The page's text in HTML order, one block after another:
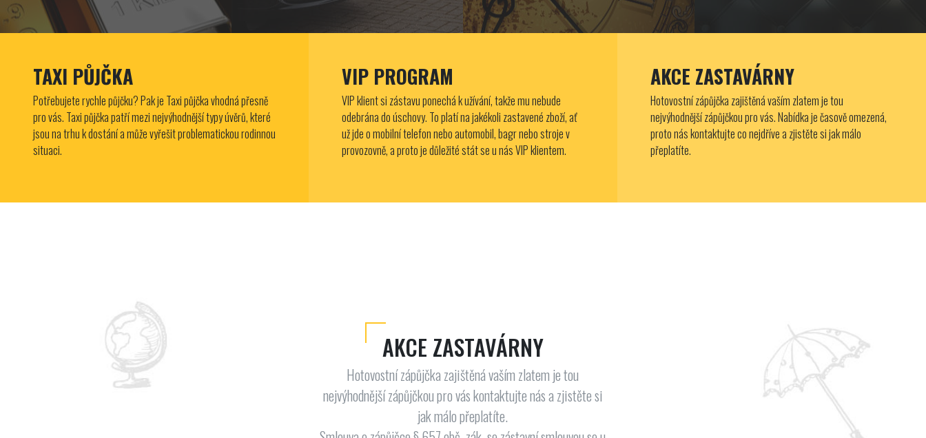
TAXI PŮJČKA
Potřebujete rychle půjčku? Pak je Taxi půjčka vhodná přesně
pro vás. Taxi půjčka patří mezi nejvýhodnější typy úvěrů, které
jsou na trhu k dostání a může vyřešit problematickou rodinnou
situaci.
VIP PROGRAM
VIP klient si zástavu ponechá k užívání, takže mu nebude
odebrána do úschovy. To platí na jakékoli zastavené zboží, ať
už jde o mobilní telefon nebo automobil, bagr nebo stroje v
provozovně, a proto je důležité stát se u nás VIP klientem.
AKCE ZASTAVÁRNY
Hotovostní zápůjčka zajištěná vaším zlatem je tou
nejvýhodnější zápůjčkou pro vás. Nabídka je časově omezená,
proto nás kontaktujte co nejdříve a zjistěte si jak málo
přeplatíte.
AKCE ZASTAVÁRNY
Hotovostní zápůjčka zajištěná vaším zlatem je tou
nejvýhodnější zápůjčkou pro vás kontaktujte nás a zjistěte si
jak málo přeplatíte.